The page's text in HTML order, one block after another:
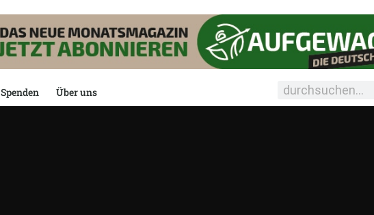
Spenden Über uns